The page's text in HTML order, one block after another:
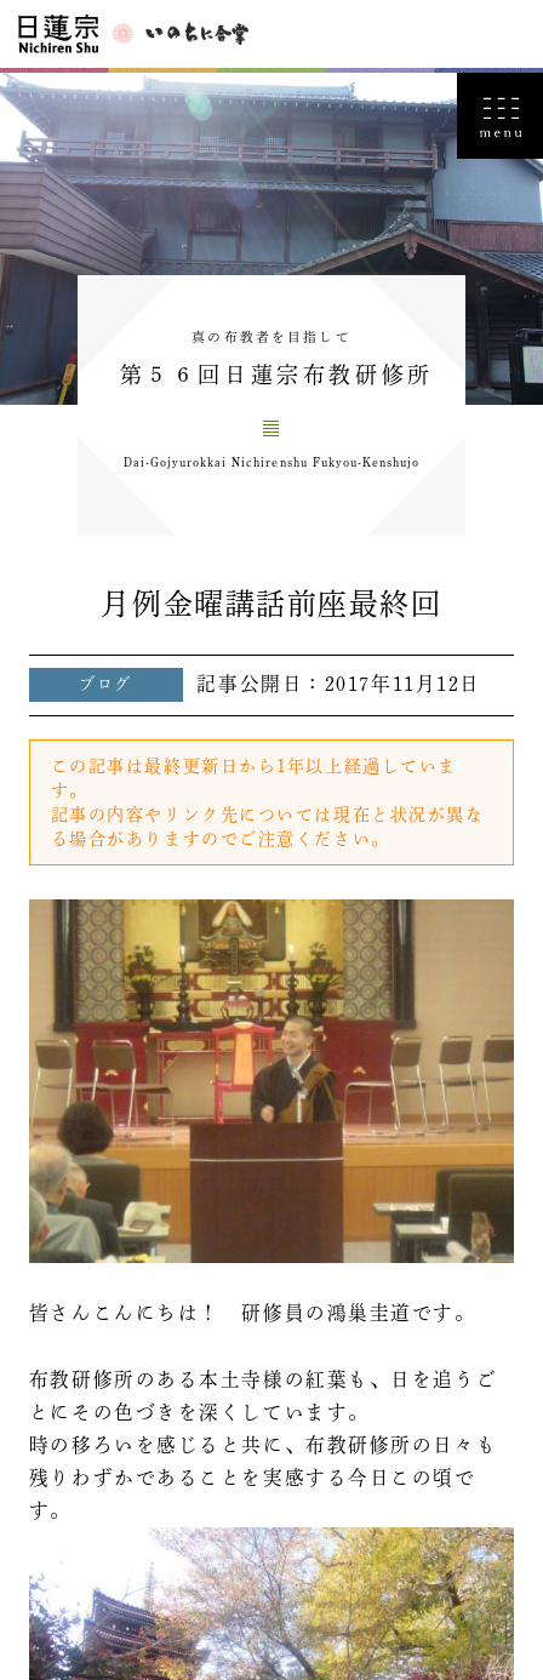
真の布教者を目指して
第５６回日蓮宗布教研修所
Dai-Gojyurokkai Nichirenshu Fukyou-Kenshujo
月例金曜講話前座最終回
ブログ 記事公開日： 2017年11月12日
この記事は最終更新日から1年以上経過していま
す。
記事の内容やリンク先については現在と状況が異な
る場合がありますのでご注意ください。
皆さんこんにちは！ 研修員の鴻巢圭道です。
布教研修所のある本土寺様の紅葉も、日を追うご
とにその色づきを深くしています。
時の移ろいを感じると共に、布教研修所の日々も
残りわずかであることを実感する今日この頃で
す。